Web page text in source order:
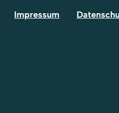
Impressum